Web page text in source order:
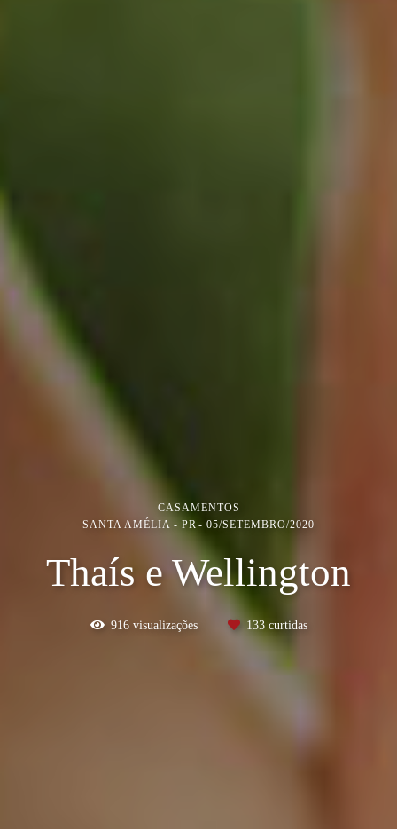
CASAMENTOS
SANTA AMÉLIA - PR
05/SETEMBRO/2020
Thaís e Wellington
916visualizações 133curtidas